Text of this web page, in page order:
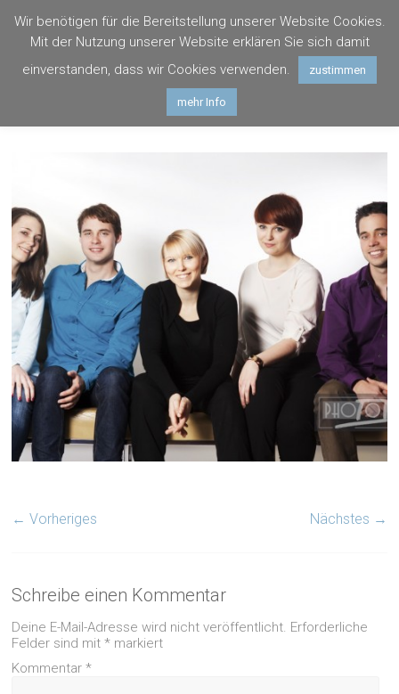
Inhalt
springenPhotogräfin
Hagenau
← Vorheriges Nächstes →
Schreibe einen Kommentar
Deine E-Mail-Adresse wird nicht veröffentlicht. Erforderliche
Felder sind mit* markiert
Kommentar*
Wir benötigen für die Bereitstellung unserer Website Cookies.
Mit der Nutzung unserer Website erklären Sie sich damit
einverstanden, dass wir Cookies verwenden.
zustimmen
mehr Info